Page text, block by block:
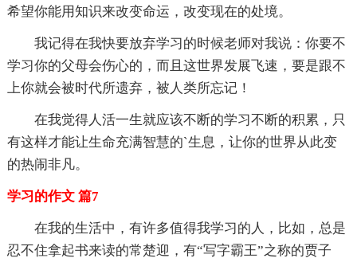
希望你能用知识来改变命运，改变现在的处境。
我记得在我快要放弃学习的时候老师对我说：你要不
学习你的父母会伤心的，而且这世界发展飞速，要是跟不
上你就会被时代所遗弃，被人类所忘记！
在我觉得人活一生就应该不断的学习不断的积累，只
有这样才能让生命充满智慧的`生息，让你的世界从此变
的热闹非凡。
学习的作文 篇7
在我的生活中，有许多值得我学习的人，比如，总是
忍不住拿起书来读的常楚迎，有“写字霸王”之称的贾子